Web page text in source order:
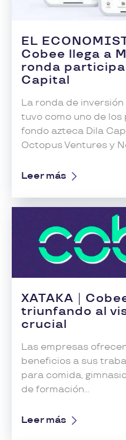
EL
Cobee llega a
ronda
Capital
La ronda de
tuvo como uno de
fondo azteca Dila
Octopus Ventures y
Leer más
XATAKA
triunfando al
crucial
Las empresas
beneficios a sus
para comida,
de formación...
Leer más